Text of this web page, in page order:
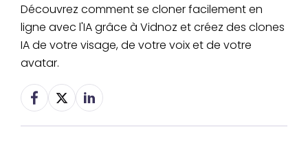
Découvrez comment se cloner facilement en
ligne avec l'IA grâce à Vidnoz et créez des clones
IA de votre visage, de votre voix et de votre
avatar.